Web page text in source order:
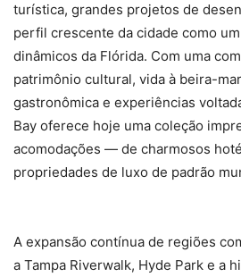
turística, grandes projetos de
perfil crescente da cidade como
dinâmicos da Flórida. Com uma
patrimônio cultural, vida à beira-
gastronômica e experiências
Bay oferece hoje uma coleção
acomodações — de charmosos
propriedades de luxo de padrão
A expansão contínua de regiões
a Tampa Riverwalk, Hyde Park e a